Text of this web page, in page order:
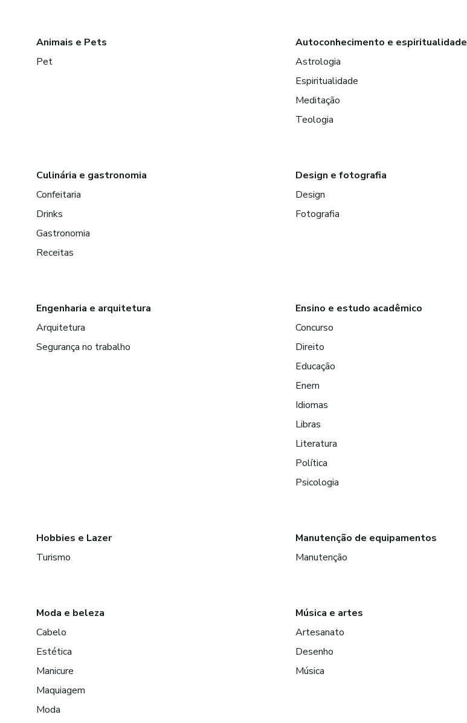
Animais e Pets
Pet
Autoconhecimento e espiritualidade
Astrologia
Espiritualidade
Meditação
Teologia
Culinária e gastronomia
Confeitaria
Drinks
Gastronomia
Receitas
Design e fotografia
Design
Fotografia
Engenharia e arquitetura
Arquitetura
Segurança no trabalho
Ensino e estudo acadêmico
Concurso
Direito
Educação
Enem
Idiomas
Libras
Literatura
Política
Psicologia
Hobbies e Lazer
Turismo
Manutenção de equipamentos
Manutenção
Moda e beleza
Cabelo
Estética
Manicure
Maquiagem
Moda
Música e artes
Artesanato
Desenho
Música